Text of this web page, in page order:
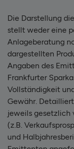
Die Darstellung
stellt weder eine
Anlageberatung
dargestellten
Angaben des
Frankfurter
Vollständigkeit
Gewähr.
jeweils gesetzlich
(z.B.
und